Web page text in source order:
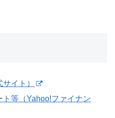
イト）
等（Yahoo!ファイナン